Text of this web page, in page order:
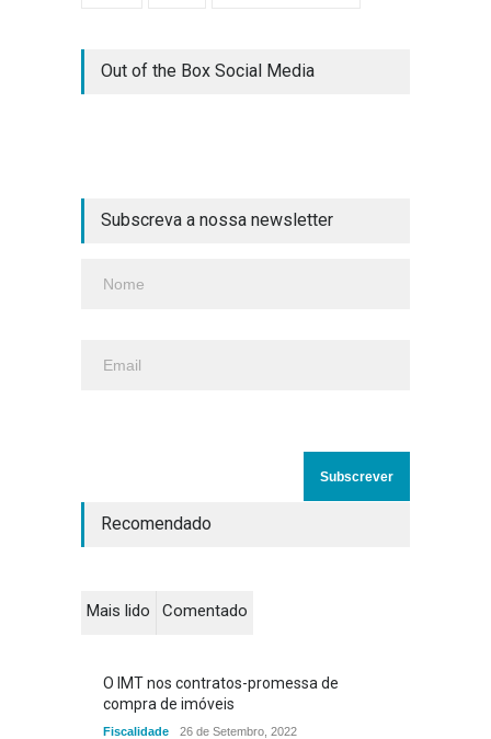
Out of the Box Social Media
Subscreva a nossa newsletter
Recomendado
Mais lido Comentado
O IMT nos contratos-promessa de
compra de imóveis
Fiscalidade 26 de Setembro, 2022